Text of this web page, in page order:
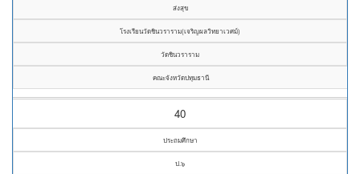
ส่งสุข
โรงเรียนวัดชินวราราม(เจริญผลวิทยาเวศม์)
วัดชินวราราม
คณะจังหวัดปทุมธานี
40
ประถมศึกษา
ป.๖